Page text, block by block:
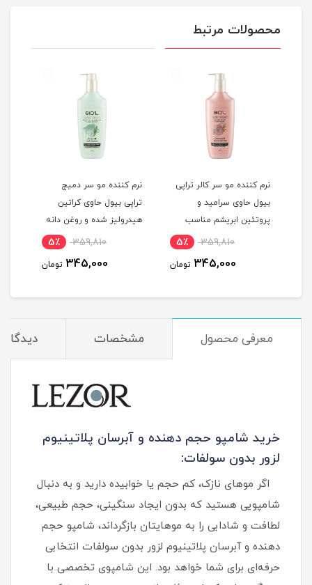
محصولات مرتبط
نرم کننده مو سر کالر تراپی
بیول حاوی سرامید و
پروتئین ابریشم مناسب
موهای رنگ و دکلره شده
359,810 5٪
345,000 تومان
نرم کننده مو سر دمیج
تراپی بیول حاوی کراتین
هیدرولیز شده و روغن دانه
کینوا مناسب موهای خشک
بدون سولفات حجم 300
359,810 5٪
345,000 تومان
معرفی محصول مشخصات
خرید شامپو حجم دهنده و آبرسان پلاتینیوم
لزور بدون سولفات:
اگر موهای نازک، کم‌ حجم یا خوابیده دارید و به دنبال
شامپویی هستید که بدون ایجاد سنگینی، حجم طبیعی،
لطافت و شادابی را به موهایتان بازگرداند، شامپو حجم
دهنده و آبرسان پلاتینیوم لزور بدون سولفات انتخابی
حرفه‌ای برای شما خواهد بود. این شامپوی تخصصی با